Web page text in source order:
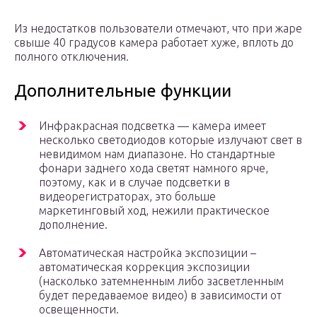
Из недостатков пользователи отмечают, что при жаре
свыше 40 градусов камера работает хуже, вплоть до
полного отключения.
Дополнительные функции
Инфракрасная подсветка — камера имеет
несколько светодиодов которые излучают свет в
невидимом нам диапазоне. Но стандартные
фонари заднего хода светят намного ярче,
поэтому, как и в случае подсветки в
видеорегистраторах, это больше
маркетинговый ход, нежили практическое
дополнение.
Автоматическая настройка экспозиции –
автоматическая коррекция экспозиции
(насколько затемненным либо засветленным
будет передаваемое видео) в зависимости от
освещенности.